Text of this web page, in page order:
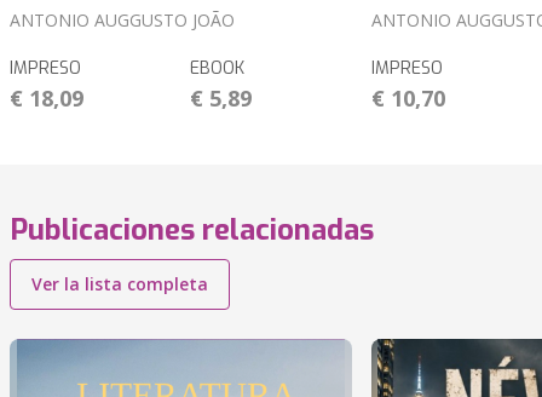
ANTONIO AUGGUSTO JOÃO
IMPRESO
€ 18,09
EBOOK
€ 5,89
ANTONIO
IMPRESO
€ 10,70
Publicaciones relacionadas
Ver la lista completa